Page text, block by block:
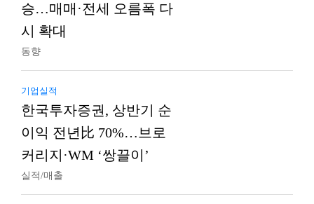
승…매매·전세 오름폭 다
시 확대
동향
기업실적
한국투자증권, 상반기 순
이익 전년比 70%…브로
커리지·WM ‘쌍끌이’
실적/매출